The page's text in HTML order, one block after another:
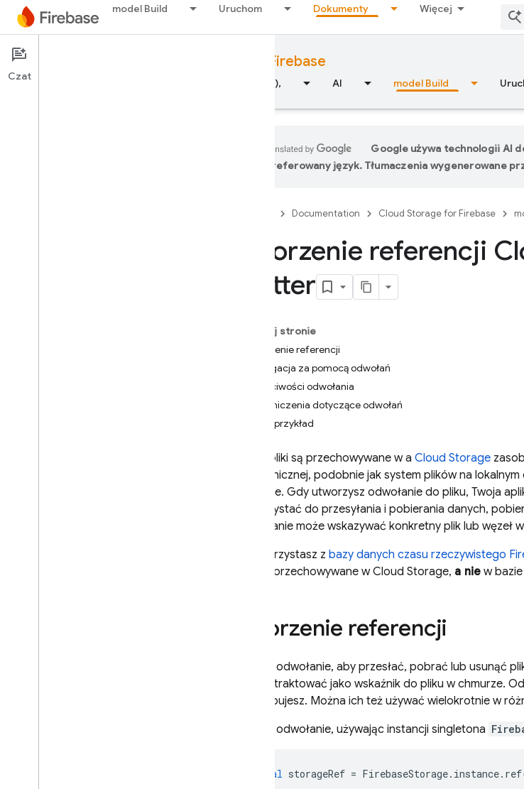
model Build Uruchom Dokumenty Więcej
Documentation Cloud Storage for Firebase
Przegląd Fundamentals (Podstawowe informacje), AI model Build
Google używa technologii AI
preferowany język. Tłumaczenia wygenerowane
Documentation Cloud Storage for Firebase
Tworzenie referencji
Flutter
Na tej stronie
Tworzenie referencji
Nawigacja za pomocą odwołań
Właściwości odwołania
Ograniczenia dotyczące odwołań
Pełny przykład
Twoje pliki są przechowywane w a Cloud Storage
hierarchicznej, podobnie jak system plików na
Firebase. Gdy utworzysz odwołanie do pliku, Twoja
wykorzystać do przesyłania i pobierania danych,
Odwołanie może wskazywać konkretny plik lub węzeł
Jeśli korzystasz z bazy danych czasu rzeczywistego
jednak przechowywane w Cloud Storage, a nie w
Tworzenie referencji
Utwórz odwołanie, aby przesłać, pobrać lub usunąć
można traktować jako wskaźnik do pliku w chmurze.
potrzebujesz. Można ich też używać wielokrotnie w
Utwórz odwołanie, używając instancji singletona
final storageRef = FirebaseStorage. instance. ref
Czat